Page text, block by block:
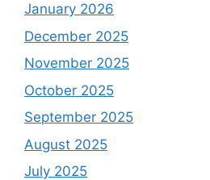
January 2026
December 2025
November 2025
October 2025
September 2025
August 2025
July 2025